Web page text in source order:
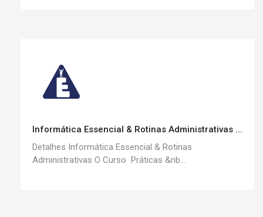
Informática Essencial & Rotinas Administrativas ...
Detalhes Informática Essencial & Rotinas
Administrativas O Curso Práticas &nb...